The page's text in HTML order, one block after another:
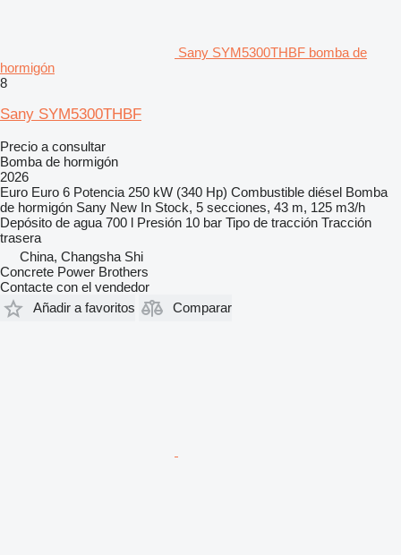
Sany SYM5300THBF bomba de
hormigón
8
Sany SYM5300THBF
Precio a consultar
Bomba de hormigón
2026
Euro Euro 6 Potencia 250 kW (340 Hp) Combustible diésel Bomba
de hormigón Sany New In Stock, 5 secciones, 43 m, 125 m3/h
Depósito de agua 700 l Presión 10 bar Tipo de tracción Tracción
trasera
China, Changsha Shi
Concrete Power Brothers
Contacte con el vendedor
Añadir a favoritos
Comparar